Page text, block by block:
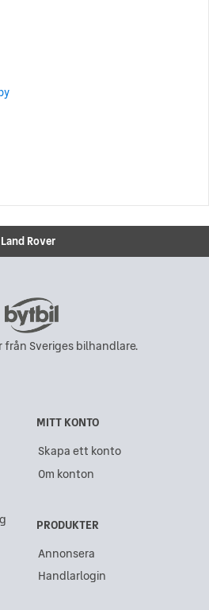
Land Rover
från Sveriges bilhandlare.
MITT KONTO
Skapa ett konto
Om konton
PRODUKTER
Annonsera
Handlarlogin